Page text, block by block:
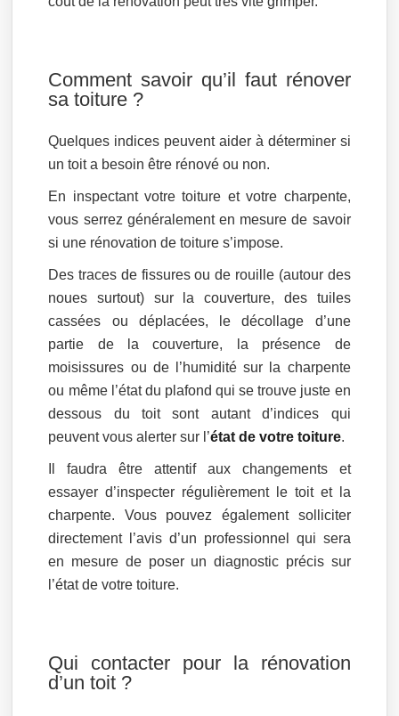
Comment savoir qu’il faut rénover
sa toiture ?
Quelques indices peuvent aider à déterminer si
un toit a besoin être rénové ou non.
En inspectant votre toiture et votre charpente,
vous serrez généralement en mesure de savoir
si une rénovation de toiture s’impose.
Des traces de fissures ou de rouille (autour des
noues surtout) sur la couverture, des tuiles
cassées ou déplacées, le décollage d’une
partie de la couverture, la présence de
moisissures ou de l’humidité sur la charpente
ou même l’état du plafond qui se trouve juste en
dessous du toit sont autant d’indices qui
peuvent vous alerter sur l’état de votre toiture.
Il faudra être attentif aux changements et
essayer d’inspecter régulièrement le toit et la
charpente. Vous pouvez également solliciter
directement l’avis d’un professionnel qui sera
en mesure de poser un diagnostic précis sur
l’état de votre toiture.
Qui contacter pour la rénovation
d’un toit ?